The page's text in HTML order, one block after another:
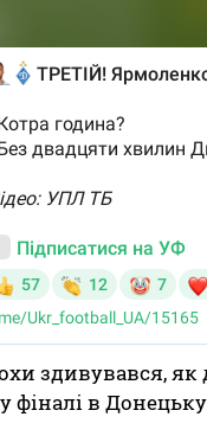
здивувався,
фіналі в